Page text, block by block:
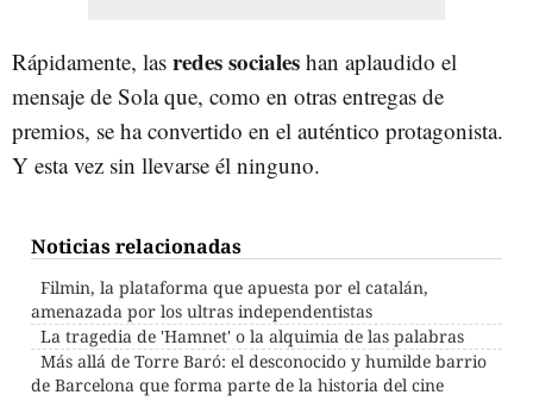
Rápidamente, las redes sociales han aplaudido el
mensaje de Sola que, como en otras entregas de
premios, se ha convertido en el auténtico protagonista.
Y esta vez sin llevarse él ninguno.
Noticias relacionadas
Filmin, la plataforma que apuesta por el catalán,
amenazada por los ultras independentistas
La tragedia de 'Hamnet' o la alquimia de las palabras
Más allá de Torre Baró: el desconocido y humilde barrio
de Barcelona que forma parte de la historia del cine